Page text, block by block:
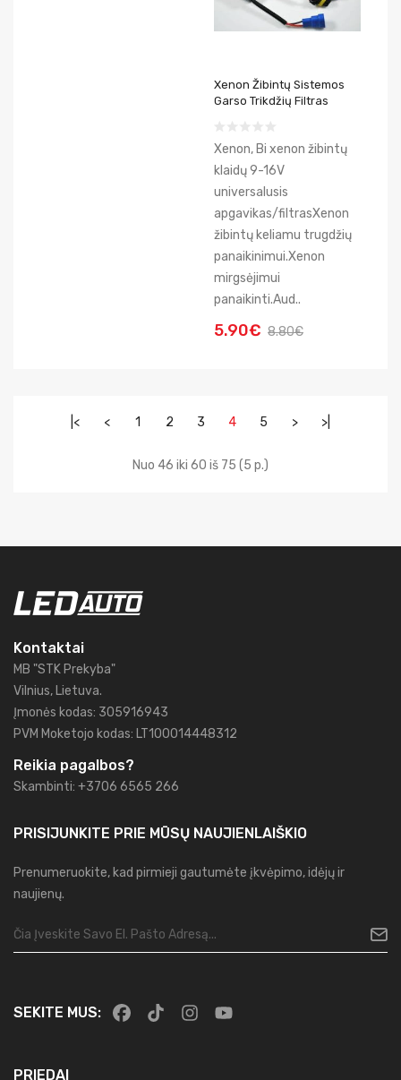
Xenon Žibintų Sistemos
Garso Trikdžių Filtras
Xenon, Bi xenon žibintų
klaidų 9-16V
universalusis
apgavikas/filtrasXenon
žibintų keliamu trugdžių
panaikinimui.Xenon
mirgsėjimui
panaikinti.Aud..
5.90€ 8.80€
|< < 1 2 3 4 5 > >|
Nuo 46 iki 60 iš 75 (5 p.)
Kontaktai
MB "STK Prekyba"
Vilnius, Lietuva.
Įmonės kodas: 305916943
PVM Moketojo kodas: LT100014448312
Reikia pagalbos?
Skambinti: +3706 6565 266
PRISIJUNKITE PRIE MŪSŲ NAUJIENLAIŠKIO
Prenumeruokite, kad pirmieji gautumėte įkvėpimo, idėjų ir
naujienų.
SEKITE MUS:
PRIEDAI